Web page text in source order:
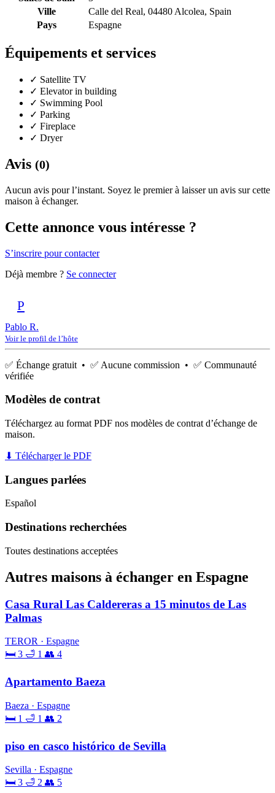
Ville
Calle del Real, 04480 Alcolea, Spain
Pays
Espagne
Équipements et services
✓ Satellite TV
✓ Elevator in building
✓ Swimming Pool
✓ Parking
✓ Fireplace
✓ Dryer
Avis (0)
Aucun avis pour l’instant. Soyez le premier à laisser un avis sur cette
maison à échanger.
Cette annonce vous intéresse ?
S’inscrire pour contacter
Déjà membre ? Se connecter
P
Pablo R.
Voir le profil de l’hôte
✅ Échange gratuit • ✅ Aucune commission • ✅ Communauté
vérifiée
Modèles de contrat
Téléchargez au format PDF nos modèles de contrat d’échange de
maison.
⬇ Télécharger le PDF
Langues parlées
Español
Destinations recherchées
Toutes destinations acceptées
Autres maisons à échanger en Espagne
Casa Rural Las Caldereras a 15 minutos de Las
Palmas
TEROR · Espagne
🛏 3 🛁 1 👥 4
Apartamento Baeza
Baeza · Espagne
🛏 1 🛁 1 👥 2
piso en casco histórico de Sevilla
Sevilla · Espagne
🛏 3 🛁 2 👥 5